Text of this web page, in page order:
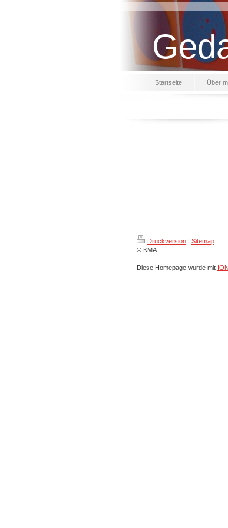
Startseite Über
Druckversion
Sitemap
© KMA
Diese Homepage wurde mit